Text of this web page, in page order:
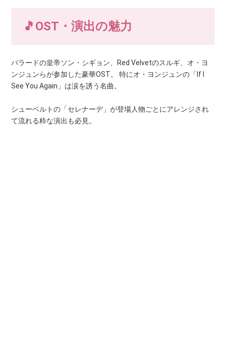
🎵OST・演出の魅力
バラードの皇帝ソン・シギョン、Red Velvetのスルギ、オ・ヨ
ンジュンらが参加した豪華OST。 特にオ・ヨンジュンの「If I
See You Again」は涙を誘う名曲。
シューベルトの「セレナーデ」が登場人物ごとにアレンジされ
て流れる粋な演出も必見。